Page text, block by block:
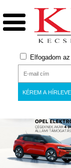
Elfogadom az